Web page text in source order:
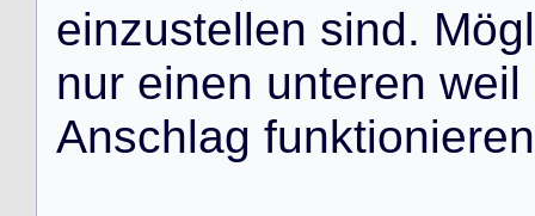
einzustellen sind. Mögl
nur einen unteren weil
Anschlag funktionieren